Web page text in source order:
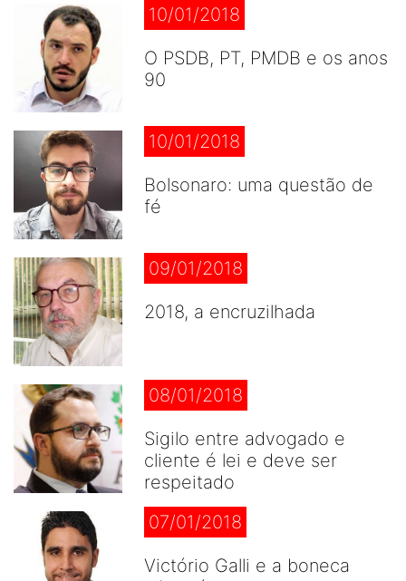
10/01/2018
O PSDB, PT, PMDB e os anos
90
10/01/2018
Bolsonaro: uma questão de
fé
09/01/2018
2018, a encruzilhada
08/01/2018
Sigilo entre advogado e
cliente é lei e deve ser
respeitado
07/01/2018
Victório Galli e a boneca